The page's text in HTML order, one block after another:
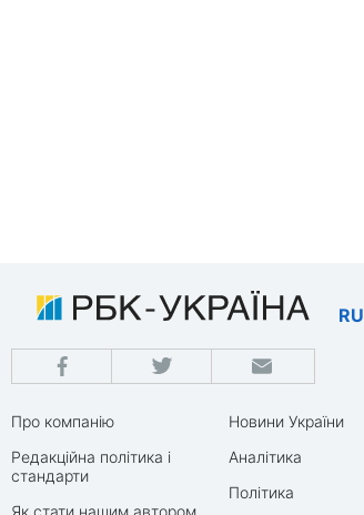
RU
Про компанію
Редакційна політика і
стандарти
Як стати нашим автором
Новини України
Аналітика
Політика